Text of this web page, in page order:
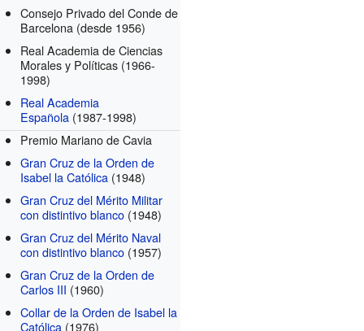
Consejo Privado del Conde de
Barcelona (desde 1956)
Real Academia de Ciencias
Morales y Políticas (1966-
1998)
Real Academia
Española (1987-1998)
Premio Mariano de Cavia
Gran Cruz de la Orden de
Isabel la Católica (1948)
Gran Cruz del Mérito Militar
con distintivo blanco (1948)
Gran Cruz del Mérito Naval
con distintivo blanco (1957)
Gran Cruz de la Orden de
Carlos III (1960)
Collar de la Orden de Isabel la
Católica (1976)